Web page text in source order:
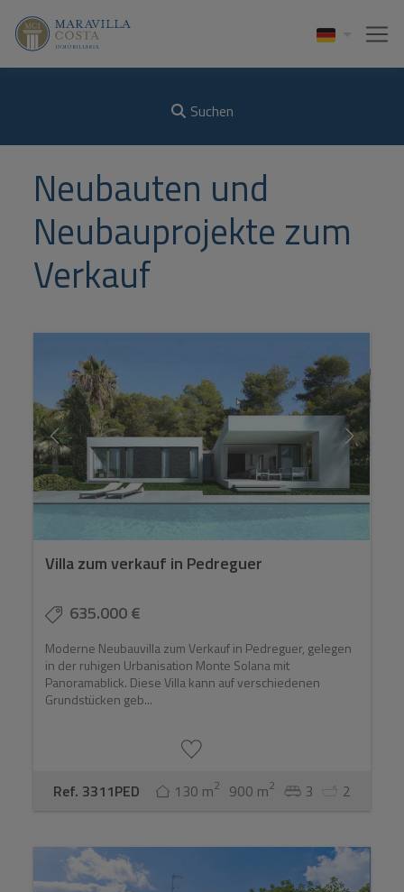
Suchen
Neubauten und
Neubauprojekte zum
Verkauf
Villa zum verkauf in Pedreguer
635.000 €
Moderne Neubauvilla zum Verkauf in Pedreguer, gelegen
in der ruhigen Urbanisation Monte Solana mit
Panoramablick. Diese Villa kann auf verschiedenen
Grundstücken geb...
Ref. 3311PED 130 m2 900 m2 3 2